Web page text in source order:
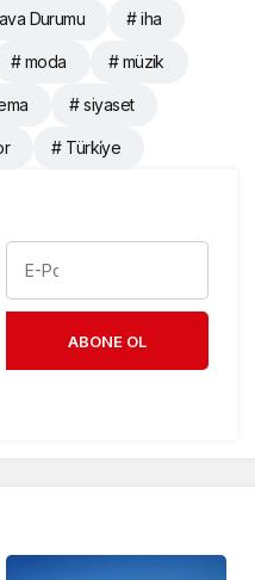
Durumu # iha
# moda # müzik
# siyaset
# Türki̇ye
ABONE OL